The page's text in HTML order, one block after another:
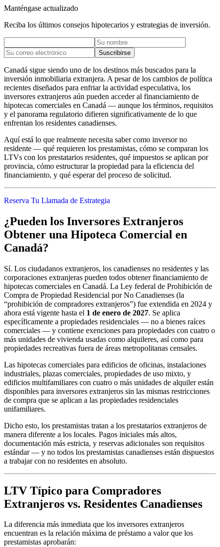
Manténgase actualizado
Reciba los últimos consejos hipotecarios y estrategias de inversión.
Suscribirse
Canadá sigue siendo uno de los destinos más buscados para la
inversión inmobiliaria extranjera. A pesar de los cambios de política
recientes diseñados para enfriar la actividad especulativa, los
inversores extranjeros aún pueden acceder al financiamiento de
hipotecas comerciales en Canadá — aunque los términos, requisitos
y el panorama regulatorio difieren significativamente de lo que
enfrentan los residentes canadienses.
Aquí está lo que realmente necesita saber como inversor no
residente — qué requieren los prestamistas, cómo se comparan los
LTVs con los prestatarios residentes, qué impuestos se aplican por
provincia, cómo estructurar la propiedad para la eficiencia del
financiamiento, y qué esperar del proceso de solicitud.
Reserva Tu Llamada de Estrategia
¿Pueden los Inversores Extranjeros
Obtener una Hipoteca Comercial en
Canadá?
Sí. Los ciudadanos extranjeros, los canadienses no residentes y las
corporaciones extranjeras pueden todos obtener financiamiento de
hipotecas comerciales en Canadá. La Ley federal de Prohibición de
Compra de Propiedad Residencial por No Canadienses (la
“prohibición de compradores extranjeros”) fue extendida en 2024 y
ahora está vigente hasta el 1 de enero de 2027. Se aplica
específicamente a propiedades residenciales — no a bienes raíces
comerciales — y contiene exenciones para propiedades con cuatro o
más unidades de vivienda usadas como alquileres, así como para
propiedades recreativas fuera de áreas metropolitanas censales.
Las hipotecas comerciales para edificios de oficinas, instalaciones
industriales, plazas comerciales, propiedades de uso mixto, y
edificios multifamiliares con cuatro o más unidades de alquiler están
disponibles para inversores extranjeros sin las mismas restricciones
de compra que se aplican a las propiedades residenciales
unifamiliares.
Dicho esto, los prestamistas tratan a los prestatarios extranjeros de
manera diferente a los locales. Pagos iniciales más altos,
documentación más estricta, y reservas adicionales son requisitos
estándar — y no todos los prestamistas canadienses están dispuestos
a trabajar con no residentes en absoluto.
LTV Típico para Compradores
Extranjeros vs. Residentes Canadienses
La diferencia más inmediata que los inversores extranjeros
encuentran es la relación máxima de préstamo a valor que los
prestamistas aprobarán: